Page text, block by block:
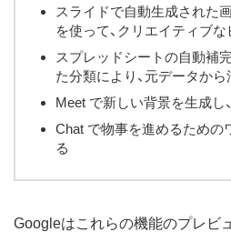
スライドで自動生成された
を使って、クリエイティブ
スプレッドシートの自動補
た分類により、元データか
Meet で新しい背景を生成し
Chat で物事を進めるための
る
Googleはこれらの機能のプレビ